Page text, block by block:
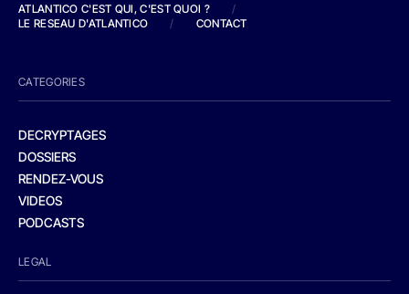
ATLANTICO C'EST QUI, C'EST QUOI ?
/
LE RESEAU D'ATLANTICO
/ CONTACT
CATEGORIES
DECRYPTAGES
DOSSIERS
RENDEZ-VOUS
VIDEOS
PODCASTS
LEGAL